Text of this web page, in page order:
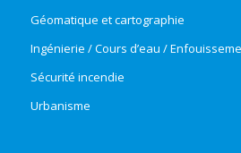
Géomatique et cartographie
Ingénierie / Cours d’eau /
Sécurité incendie
Urbanisme